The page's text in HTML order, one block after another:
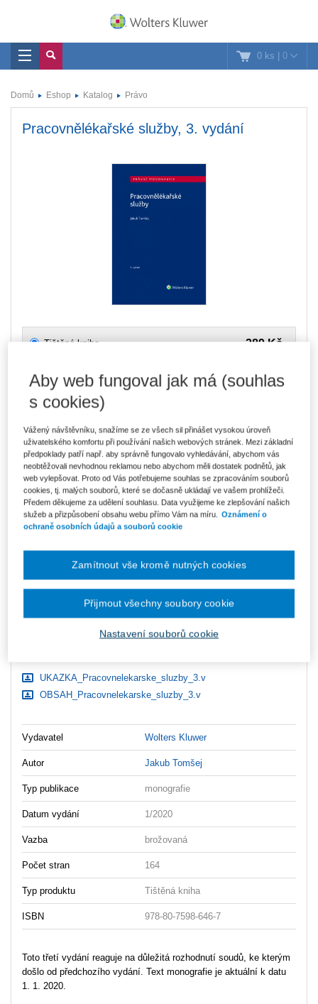
0 ks | 0
Domů Eshop Katalog Právo
Pracovnělékařské služby, 3. vydání
289 Kč
Tištěná kniha
E-kniha Smarteca + soubory ke stažení
V prodeji - ihned k dispozici
Kde najdu soubory e-knih?
412 Kč
Ušetříte 216 Kč
DMOC 628 Kč
Balíček - Tištěná kniha + E-kniha
Smarteca + soubory ke stažení
Skladem- expedice do 2 pracovních dnů
Co je Smarteca?
Upozorňujeme, že v období od 1.8. do 21.8. z technických
důvodů nemůžeme vystavovat daňové doklady. Budou vám
zaslány dodatečně e-mailem.
Vložit do košíku
Ceny jsou včetně DPH
UKAZKA_Pracovnelekarske_sluzby_3.v
OBSAH_Pracovnelekarske_sluzby_3.v
Vydavatel Wolters Kluwer
Autor Jakub Tomšej
Typ publikace monografie
Datum vydání 1/2020
Vazba brožovaná
Počet stran 164
Typ produktu Tištěná kniha
ISBN 978-80-7598-646-7
Toto třetí vydání reaguje na důležitá rozhodnutí soudů, ke kterým
došlo od předchozího vydání. Text monografie je aktuální k datu
1. 1. 2020.
Aby web fungoval jak má (souhlas
s cookies)
Vážený návštěvníku, snažíme se ze všech sil přinášet vysokou úroveň
uživatelského komfortu při používání našich webových stránek. Mezi základní
předpoklady patří např. aby správně fungovalo vyhledávání, abychom vás
neobtěžovali nevhodnou reklamou nebo abychom měli dostatek podnětů, jak
web vylepšovat. Proto od Vás potřebujeme souhlas se zpracováním souborů
cookies, tj. malých souborů, které se dočasně ukládají ve vašem prohlížeči.
Předem děkujeme za udělení souhlasu. Data využijeme ke zlepšování našich
služeb a přizpůsobení obsahu webu přímo Vám na míru. Oznámení o
ochraně osobních údajů a souborů cookie
Nastavení souborů cookie
Zamítnout vše kromě nutných cookies
Přijmout všechny soubory cookie